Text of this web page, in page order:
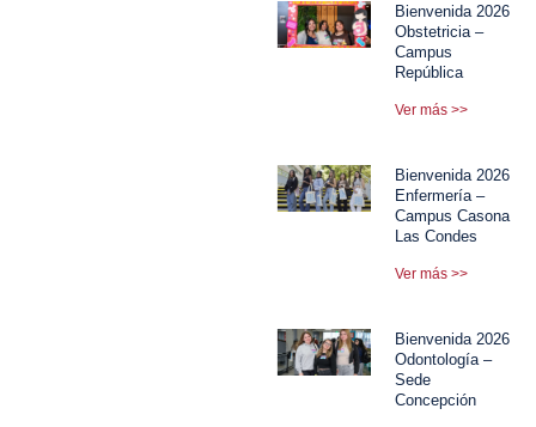
Bienvenida 2026
Obstetricia –
Campus
República
Ver más >>
Bienvenida 2026
Enfermería –
Campus Casona
Las Condes
Ver más >>
Bienvenida 2026
Odontología –
Sede
Concepción